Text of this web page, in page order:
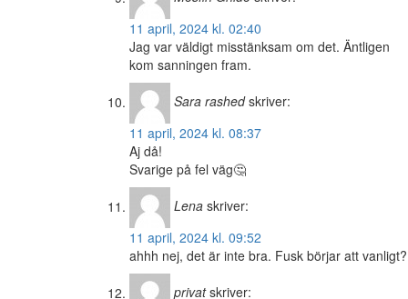
11 april, 2024 kl. 02:40
Jag var väldigt misstänksam om det. Äntligen
kom sanningen fram.
Sara rashed skriver:
11 april, 2024 kl. 08:37
Aj då!
Svarige på fel väg🤔
Lena skriver:
11 april, 2024 kl. 09:52
ahhh nej, det är inte bra. Fusk börjar att
privat skriver: